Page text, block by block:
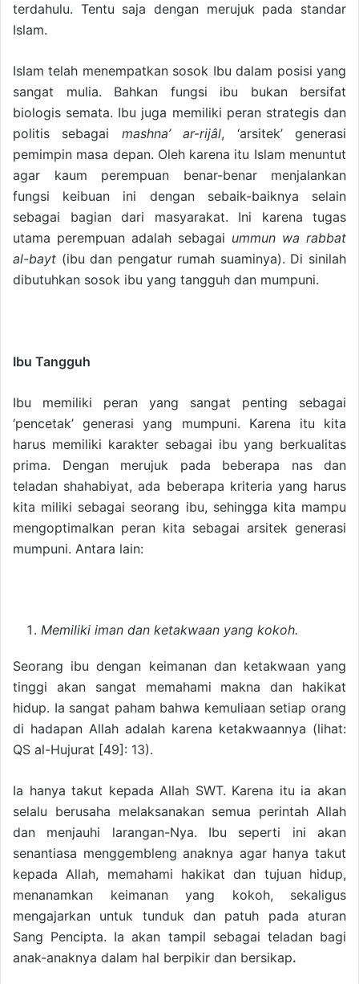
terdahulu. Tentu saja dengan merujuk pada standar
Islam.
Islam telah menempatkan sosok Ibu dalam posisi yang
sangat mulia. Bahkan fungsi ibu bukan bersifat
biologis semata. Ibu juga memiliki peran strategis dan
politis sebagai mashna’ ar-rijâl, ‘arsitek’ generasi
pemimpin masa depan. Oleh karena itu Islam menuntut
agar kaum perempuan benar-benar menjalankan
fungsi keibuan ini dengan sebaik-baiknya selain
sebagai bagian dari masyarakat. Ini karena tugas
utama perempuan adalah sebagai ummun wa rabbat
al-bayt (ibu dan pengatur rumah suaminya). Di sinilah
dibutuhkan sosok ibu yang tangguh dan mumpuni.
Ibu Tangguh
Ibu memiliki peran yang sangat penting sebagai
‘pencetak’ generasi yang mumpuni. Karena itu kita
harus memiliki karakter sebagai ibu yang berkualitas
prima. Dengan merujuk pada beberapa nas dan
teladan shahabiyat, ada beberapa kriteria yang harus
kita miliki sebagai seorang ibu, sehingga kita mampu
mengoptimalkan peran kita sebagai arsitek generasi
mumpuni. Antara lain:
Memiliki iman dan ketakwaan yang kokoh.
Seorang ibu dengan keimanan dan ketakwaan yang
tinggi akan sangat memahami makna dan hakikat
hidup. Ia sangat paham bahwa kemuliaan setiap orang
di hadapan Allah adalah karena ketakwaannya (lihat:
QS al-Hujurat [49]: 13).
Ia hanya takut kepada Allah SWT. Karena itu ia akan
selalu berusaha melaksanakan semua perintah Allah
dan menjauhi larangan-Nya. Ibu seperti ini akan
senantiasa menggembleng anaknya agar hanya takut
kepada Allah, memahami hakikat dan tujuan hidup,
menanamkan keimanan yang kokoh, sekaligus
mengajarkan untuk tunduk dan patuh pada aturan
Sang Pencipta. Ia akan tampil sebagai teladan bagi
anak-anaknya dalam hal berpikir dan bersikap.